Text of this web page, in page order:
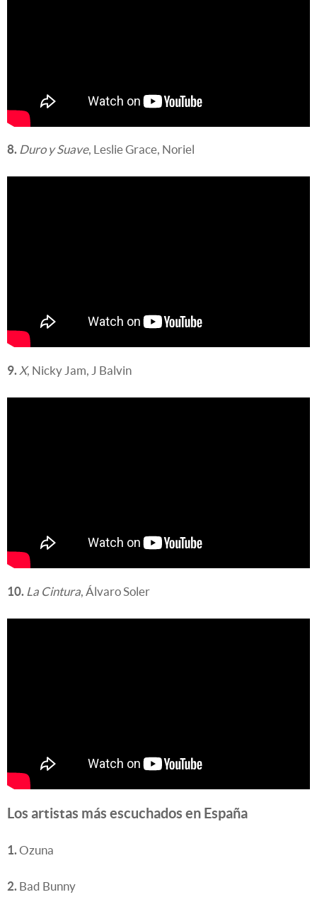
8. Duro y Suave, Leslie Grace, Noriel
9. X, Nicky Jam, J Balvin
10. La Cintura, Álvaro Soler
Los artistas más escuchados en España
1. Ozuna
2. Bad Bunny